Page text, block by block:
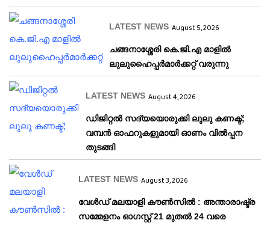
LATEST NEWS August 5, 2026
ചങ്ങനാശ്ശേരി കെ.ജി.എ മാളിൽ
ലുലുഹൈപ്പർമാർക്കറ്റ് വരുന്നു
LATEST NEWS August 4, 2026
ഡിജിറ്റൽ സദ്യയൊരുക്കി ലുലു കണക്ട്;
വമ്പൻ ഓഫറുകളുമായി ഓണം വിൽപ്പന
തുടങ്ങി
LATEST NEWS August 3, 2026
വേള്‍ഡ് മലയാളി കൗണ്‍സില്‍ : അന്താരാഷ്ട്ര
സമ്മേളനം ഓഗസ്റ്റ് 21 മുതല്‍ 24 വരെ